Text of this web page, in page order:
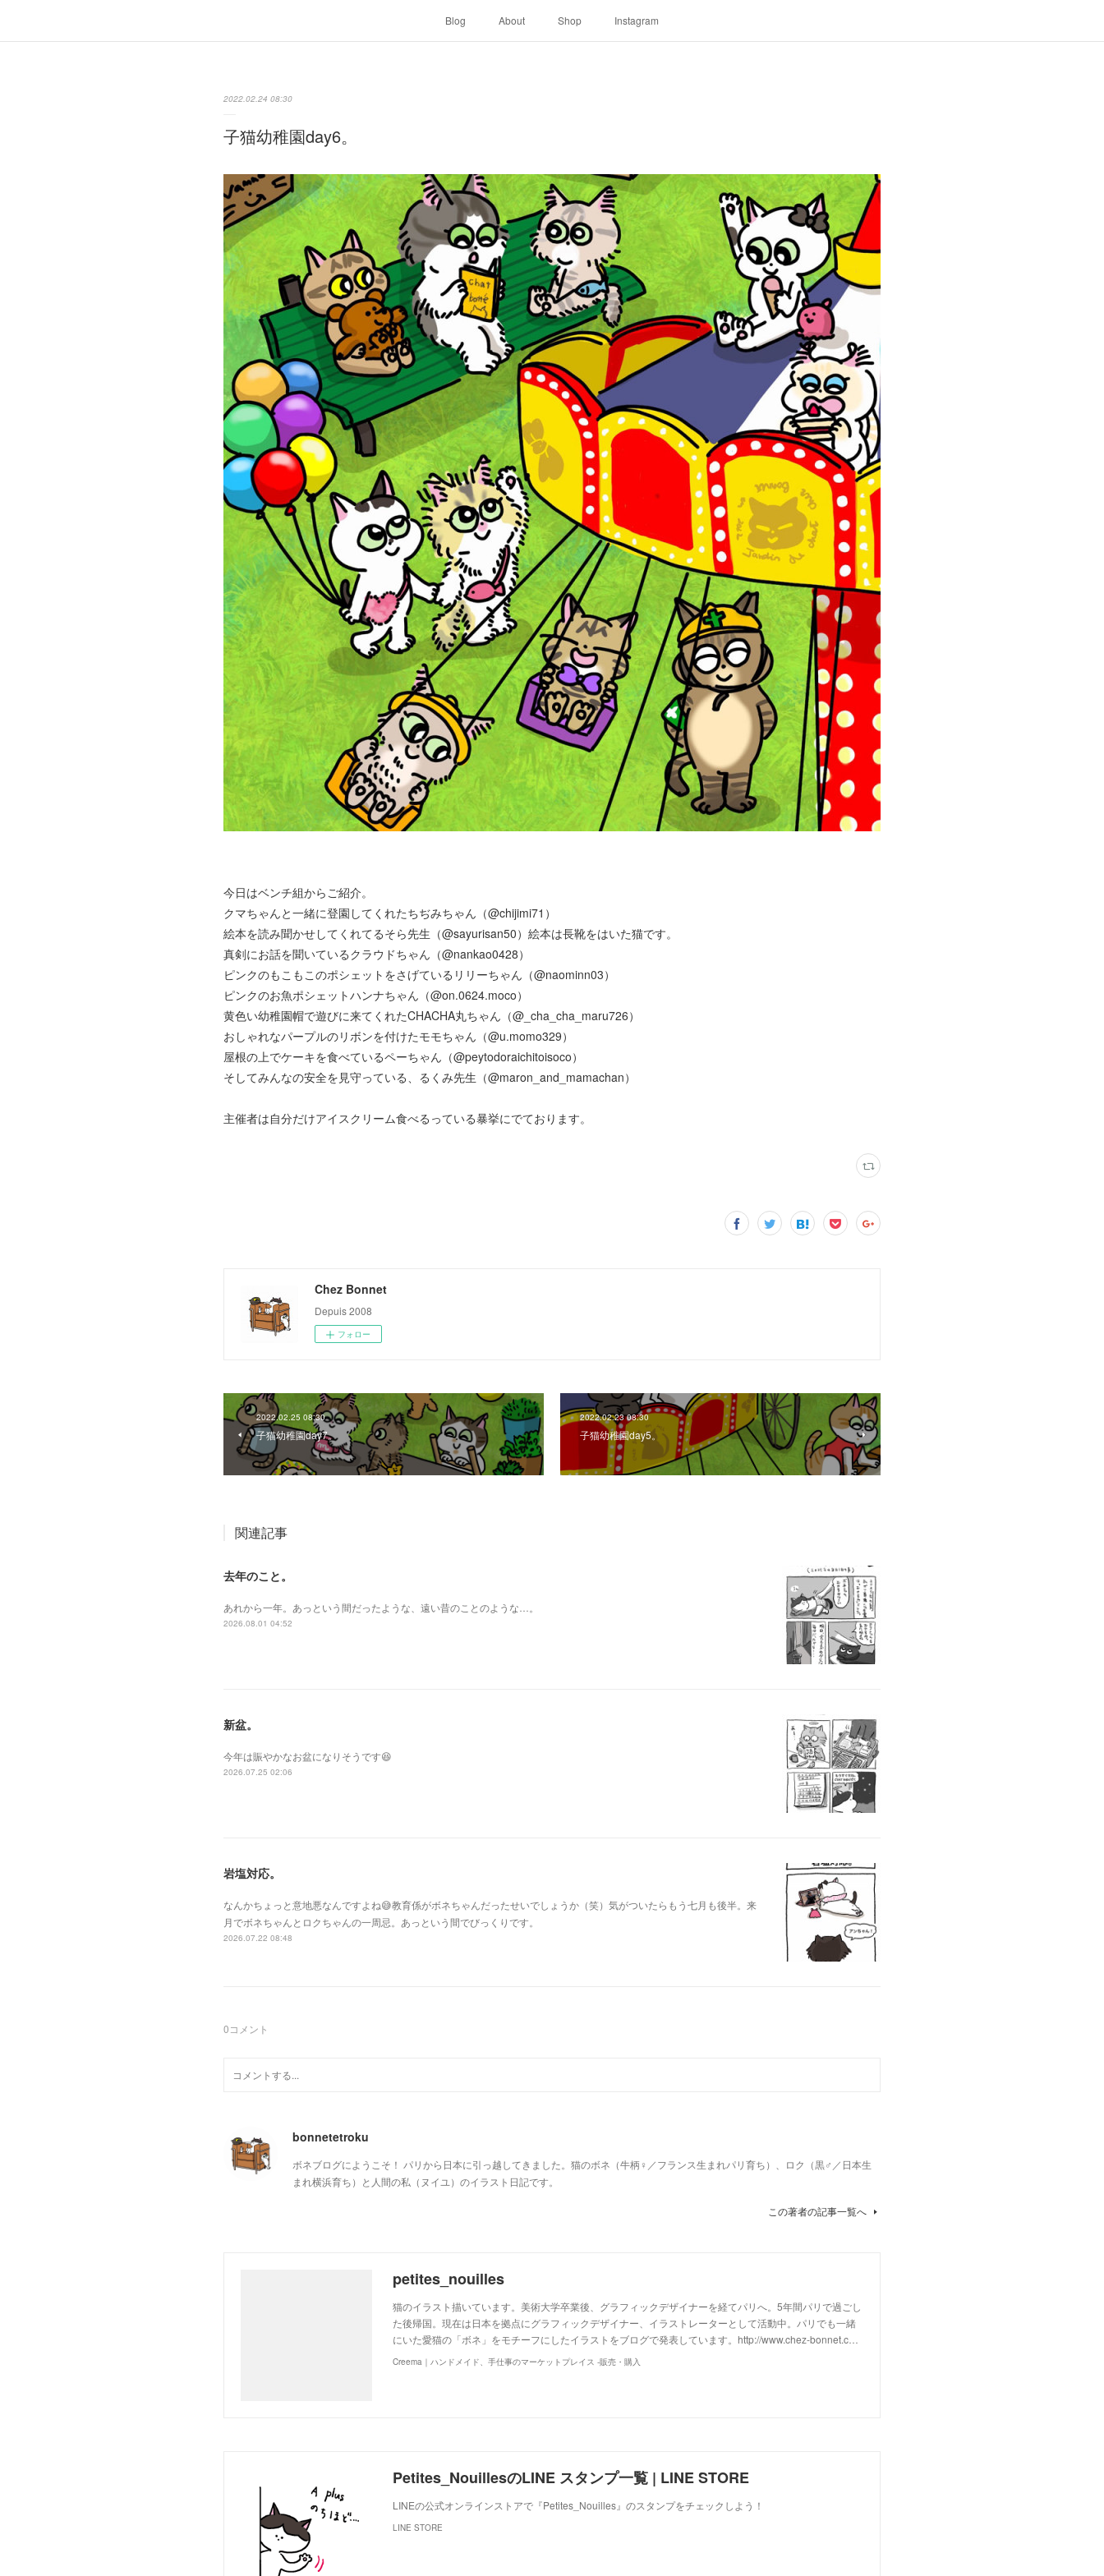
Blog About Shop Instagram
2022.02.24 08:30
子猫幼稚園day6。
今日はベンチ組からご紹介。
クマちゃんと一緒に登園してくれたちぢみちゃん（@chijimi71）
絵本を読み聞かせしてくれてるそら先生（@sayurisan50）絵本は長靴をはいた猫です。
真剣にお話を聞いているクラウドちゃん（@nankao0428）
ピンクのもこもこのポシェットをさげているリリーちゃん（@naominn03）
ピンクのお魚ポシェットハンナちゃん（@on.0624.moco）
黄色い幼稚園帽で遊びに来てくれたCHACHA丸ちゃん（@_cha_cha_maru726）
おしゃれなパープルのリボンを付けたモモちゃん（@u.momo329）
屋根の上でケーキを食べているペーちゃん（@peytodoraichitoisoco）
そしてみんなの安全を見守っている、るくみ先生（@maron_and_mamachan）
主催者は自分だけアイスクリーム食べるっている暴挙にでております。
Chez Bonnet
Depuis 2008
フォロー
2022.02.25 08:30
子猫幼稚園day7。
2022.02.23 08:30
子猫幼稚園day5。
関連記事
去年のこと。
あれから一年。あっという間だったような、遠い昔のことのような…。
2026.08.01 04:52
新盆。
今年は賑やかなお盆になりそうです😆
2026.07.25 02:06
岩塩対応。
なんかちょっと意地悪なんですよね😅教育係がボネちゃんだったせいでしょうか（笑）気がついたらもう七月も後半。来
月でボネちゃんとロクちゃんの一周忌。あっという間でびっくりです。
2026.07.22 08:48
0コメント
bonnetetroku
ボネブログにようこそ！ パリから日本に引っ越してきました。猫のボネ（牛柄♀／フランス生まれパリ育ち）、ロク（黒♂／日本生
まれ横浜育ち）と人間の私（ヌイユ）のイラスト日記です。
この著者の記事一覧へ
petites_nouilles
猫のイラスト描いています。美術大学卒業後、グラフィックデザイナーを経てパリへ。5年間パリで過ごし
た後帰国。現在は日本を拠点にグラフィックデザイナー、イラストレーターとして活動中。パリでも一緒
にいた愛猫の「ボネ」をモチーフにしたイラストをブログで発表しています。http://www.chez-bonnet.c…
Creema｜ハンドメイド、手仕事のマーケットプレイス -販売・購入
Petites_NouillesのLINE スタンプ一覧 | LINE STORE
LINEの公式オンラインストアで『Petites_Nouilles』のスタンプをチェックしよう！
LINE STORE